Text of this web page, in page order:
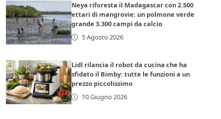
Neya riforesta il Madagascar con 2.500
ettari di mangrovie: un polmone verde
grande 3.300 campi da calcio
5 Agosto 2026
Lidl rilancia il robot da cucina che ha
sfidato il Bimby: tutte le funzioni a un
prezzo piccolissimo
10 Giugno 2026